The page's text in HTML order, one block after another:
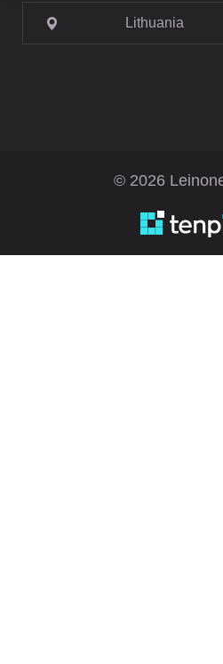
Lithuania
© 2026